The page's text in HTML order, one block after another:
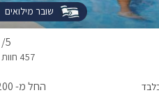
שובר מילואים
/5
החל מ- ₪1200